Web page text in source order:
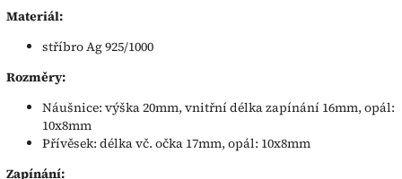
Materiál:
stříbro Ag 925/1000
Rozměry:
Náušnice: výška 20mm, vnitřní délka zapínání 16mm, opál:
10x8mm
Přívěsek: délka vč. očka 17mm, opál: 10x8mm
Zapínání: